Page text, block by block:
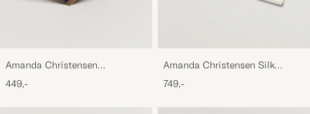
Amanda Christensen
Regemental Stripe Classic Tie 8
cm Sand/Navy
449,-
Amanda Christensen Silk
749,-